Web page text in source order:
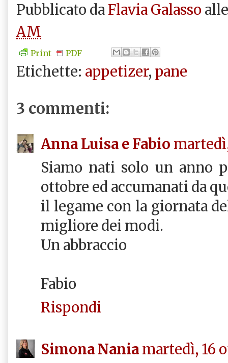
Pubblicato da Flavia Galasso
AM
Print PDF
Etichette: appetizer, pane
3 commenti:
Anna Luisa e Fabio
Siamo nati solo un anno
ottobre ed accumanati da
il legame con la giornata
migliore dei modi.
Un abbraccio
Fabio
Rispondi
Simona Nania martedì, 16